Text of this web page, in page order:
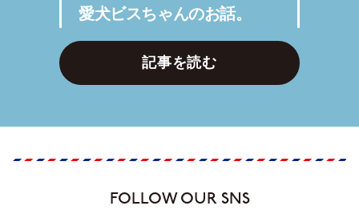
愛犬ビスちゃんのお話。
記事を読む
FOLLOW OUR SNS